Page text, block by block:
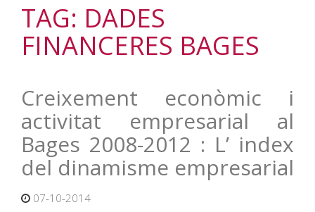
TAG: DADES
FINANCERES BAGES
Creixement econòmic i
activitat empresarial al
Bages 2008-2012 : L’ index
del dinamisme empresarial
07-10-2014